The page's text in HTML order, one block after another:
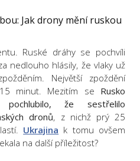
Jak drony mění ruskou
Ruské dráhy se pochvíli
nedlouho hlásily, že vlaky už
Největší zpoždění
minut. Mezitím se Rusko
pochlubilo, že sestřelilo
dronů, z nichž prý 25
Ukrajina k tomu ovšem
na další příležitost?